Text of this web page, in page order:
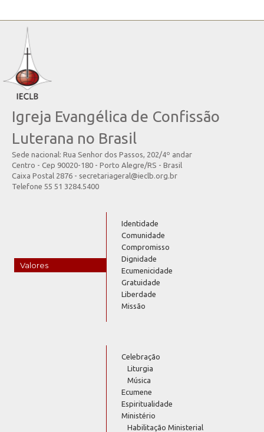
Igreja Evangélica de Confissão
Luterana no Brasil
Sede nacional: Rua Senhor dos Passos, 202/4º andar
Centro - Cep 90020-180 - Porto Alegre/RS - Brasil
Caixa Postal 2876 - secretariageral@ieclb.org.br
Telefone 55 51 3284.5400
Valores
Identidade
Comunidade
Compromisso
Dignidade
Ecumenicidade
Gratuidade
Liberdade
Missão
Celebração
Liturgia
Música
Ecumene
Espiritualidade
Ministério
Habilitação Ministerial